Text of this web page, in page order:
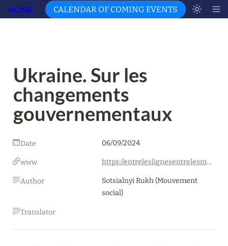
HOME CALENDAR OF COMING EVENTS
Ukraine. Sur les
changements
gouvernementaux
Date 06/09/2024
www https://entreleslignesentrelesmots.wordpress.com/2024/09/11/sotsialnyi-rukh-sur-les-changements-gouvernementaux/
Author
Sotsialnyi Rukh (Mouvement
social)
Translator